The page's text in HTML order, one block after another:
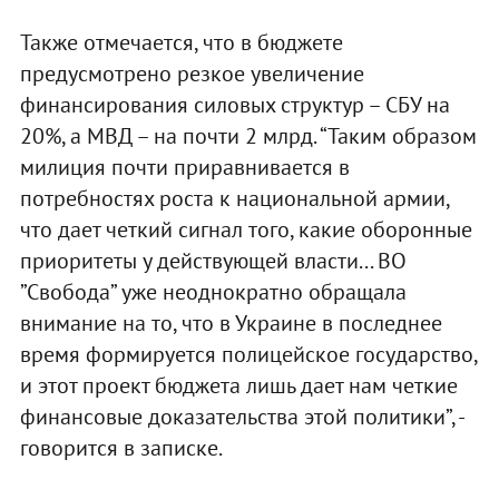
Также отмечается, что в бюджете
предусмотрено резкое увеличение
финансирования силовых структур – СБУ на
20%, а МВД – на почти 2 млрд. “Таким образом
милиция почти приравнивается в
потребностях роста к национальной армии,
что дает четкий сигнал того, какие оборонные
приоритеты у действующей власти... ВО
”Свобода” уже неоднократно обращала
внимание на то, что в Украине в последнее
время формируется полицейское государство,
и этот проект бюджета лишь дает нам четкие
финансовые доказательства этой политики”, -
говорится в записке.